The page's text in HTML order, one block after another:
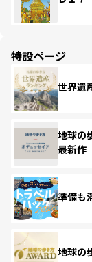
特設ページ
世界遺
地球の
最新作
準備も
地球の